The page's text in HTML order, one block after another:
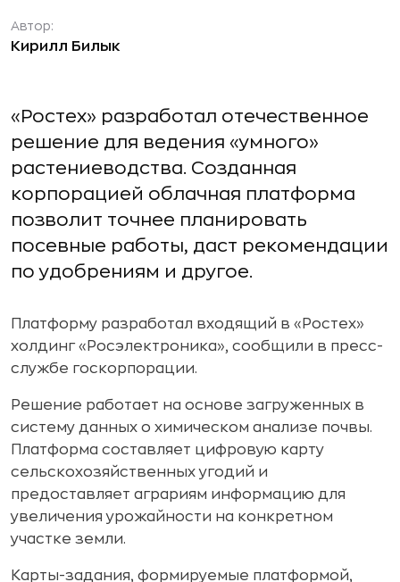
Автор:
Кирилл Билык
«Ростех» разработал отечественное
решение для ведения «умного»
растениеводства. Созданная
корпорацией облачная платформа
позволит точнее планировать
посевные работы, даст рекомендации
по удобрениям и другое.
Платформу разработал входящий в «Ростех»
холдинг «Росэлектроника», сообщили в пресс-
службе госкорпорации.
Решение работает на основе загруженных в
систему данных о химическом анализе почвы.
Платформа составляет цифровую карту
сельскохозяйственных угодий и
предоставляет аграриям информацию для
увеличения урожайности на конкретном
участке земли.
Карты-задания, формируемые платформой,